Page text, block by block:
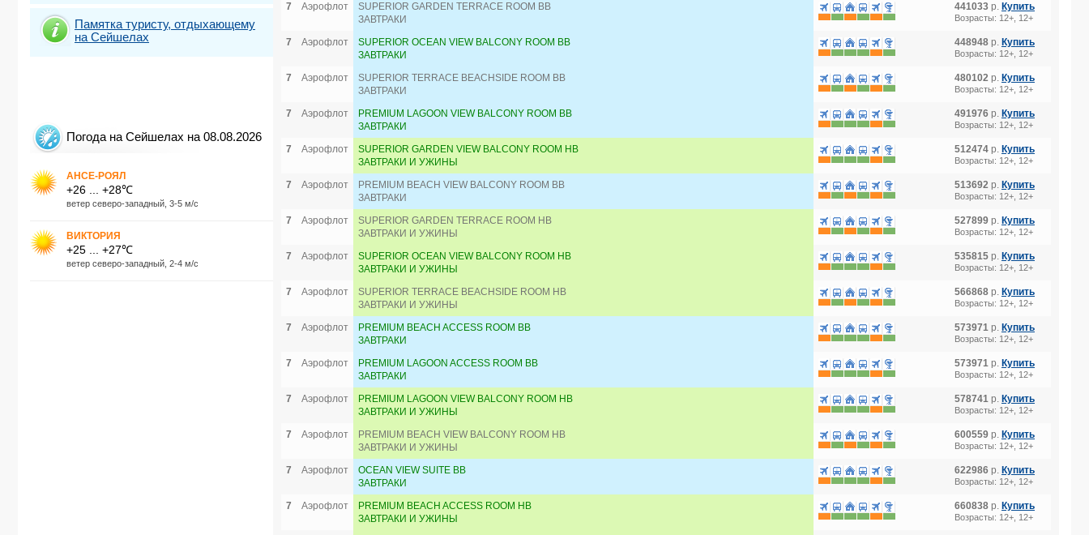
Памятка туристу, отдыхающему
на Сейшелах
Погода на Сейшелах на 08.08.2026
АНСЕ-РОЯЛ
+26 ... +28℃
ветер северо-западный, 3-5 м/с
ВИКТОРИЯ
+25 ... +27℃
ветер северо-западный, 2-4 м/с
7 Аэрофлот
SUPERIOR GARDEN TERRACE ROOM BB
ЗАВТРАКИ
441033 р. Купить
Возрасты: 12+, 12+
7 Аэрофлот
SUPERIOR OCEAN VIEW BALCONY ROOM BB
ЗАВТРАКИ
448948 р. Купить
Возрасты: 12+, 12+
7 Аэрофлот
SUPERIOR TERRACE BEACHSIDE ROOM BB
ЗАВТРАКИ
480102 р. Купить
Возрасты: 12+, 12+
7 Аэрофлот
PREMIUM LAGOON VIEW BALCONY ROOM BB
ЗАВТРАКИ
491976 р. Купить
Возрасты: 12+, 12+
7 Аэрофлот
SUPERIOR GARDEN VIEW BALCONY ROOM HB
ЗАВТРАКИ И УЖИНЫ
512474 р. Купить
Возрасты: 12+, 12+
7 Аэрофлот
PREMIUM BEACH VIEW BALCONY ROOM BB
ЗАВТРАКИ
513692 р. Купить
Возрасты: 12+, 12+
7 Аэрофлот
SUPERIOR GARDEN TERRACE ROOM HB
ЗАВТРАКИ И УЖИНЫ
527899 р. Купить
Возрасты: 12+, 12+
7 Аэрофлот
SUPERIOR OCEAN VIEW BALCONY ROOM HB
ЗАВТРАКИ И УЖИНЫ
535815 р. Купить
Возрасты: 12+, 12+
7 Аэрофлот
SUPERIOR TERRACE BEACHSIDE ROOM HB
ЗАВТРАКИ И УЖИНЫ
566868 р. Купить
Возрасты: 12+, 12+
7 Аэрофлот
PREMIUM BEACH ACCESS ROOM BB
ЗАВТРАКИ
573971 р. Купить
Возрасты: 12+, 12+
7 Аэрофлот
PREMIUM LAGOON ACCESS ROOM BB
ЗАВТРАКИ
573971 р. Купить
Возрасты: 12+, 12+
7 Аэрофлот
PREMIUM LAGOON VIEW BALCONY ROOM HB
ЗАВТРАКИ И УЖИНЫ
578741 р. Купить
Возрасты: 12+, 12+
7 Аэрофлот
PREMIUM BEACH VIEW BALCONY ROOM HB
ЗАВТРАКИ И УЖИНЫ
600559 р. Купить
Возрасты: 12+, 12+
7 Аэрофлот
OCEAN VIEW SUITE BB
ЗАВТРАКИ
622986 р. Купить
Возрасты: 12+, 12+
7 Аэрофлот
PREMIUM BEACH ACCESS ROOM HB
ЗАВТРАКИ И УЖИНЫ
660838 р. Купить
Возрасты: 12+, 12+